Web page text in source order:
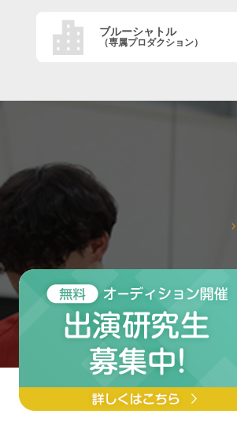
ブルーシャトル
（専属プロダクション）